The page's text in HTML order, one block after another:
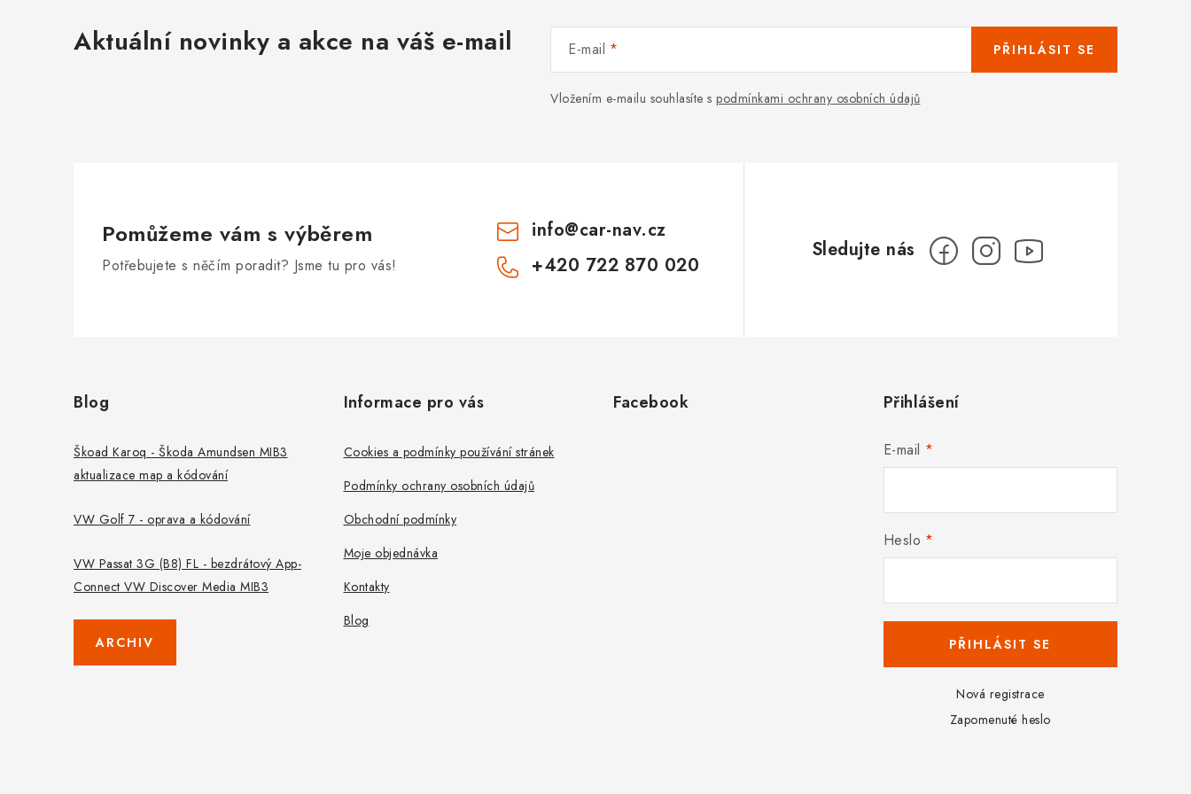
v
ý
Aktuální novinky a akce na váš e-mail E-mail
Vložením e-mailu souhlasíte s podmínkami ochrany osobních údajů
PŘIHLÁSIT SE
Pomůžeme vám s výběrem
Potřebujete s něčím poradit? Jsme tu pro vás!
info@car-nav.cz
+420 722 870 020
Blog
Škoad Karoq - Škoda Amundsen MIB3
aktualizace map a kódování
VW Golf 7 - oprava a kódování
VW Passat 3G (B8) FL - bezdrátový App-
Connect VW Discover Media MIB3
ARCHIV
Informace pro vás
Cookies a podmínky používání stránek
Podmínky ochrany osobních údajů
Obchodní podmínky
Moje objednávka
Kontakty
Blog
Facebook Přihlášení
E-mail
Heslo
PŘIHLÁSIT SE
Nová registrace
Zapomenuté heslo